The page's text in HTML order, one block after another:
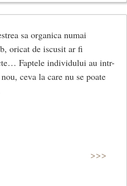
sa organica numai
oricat de iscusit ar fi
Faptele individului au intr-
ceva la care nu se poate
>>>